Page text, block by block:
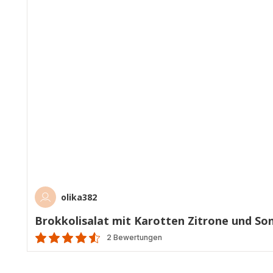
olika382
Brokkolisalat mit Karotten Zitrone und
ratings.4.5
2 Bewertungen